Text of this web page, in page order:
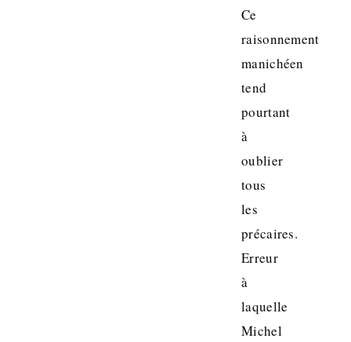
Ce
raisonnement
manichéen
tend
pourtant
à
oublier
tous
les
précaires.
Erreur
à
laquelle
Michel